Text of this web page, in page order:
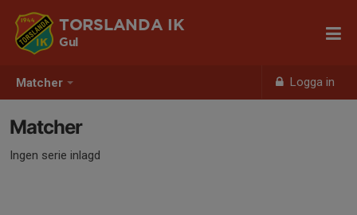
Matcher Logga in
TORSLANDA IK
Gul
Matcher
Ingen serie inlagd